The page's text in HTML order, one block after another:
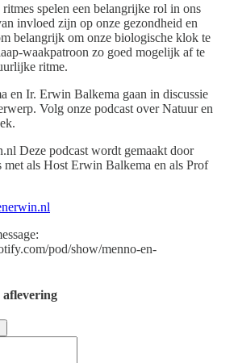
spelen een belangrijke rol in ons
invloed zijn op onze gezondheid en
belangrijk om onze biologische klok te
waakpatroon zo goed mogelijk af te
ritme.
en Ir. Erwin Balkema gaan in discussie
Volg onze podcast over Natuur en
Deze podcast wordt gemaakt door
met als Host Erwin Balkema en als Prof
pod/show/menno-en-
aflevering